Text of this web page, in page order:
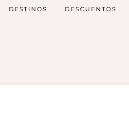
DESTINOS DESCUENTOS